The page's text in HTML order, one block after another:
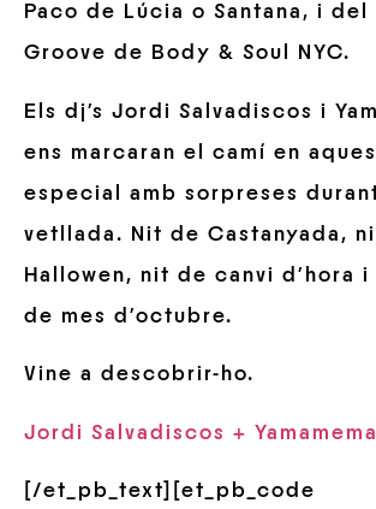
Paco de Lúcia o Santana, i del
Groove de Body & Soul NYC.
Els dj’s Jordi Salvadiscos i
ens marcaran el camí en
especial amb sorpreses
vetllada. Nit de Castanyada,
Hallowen, nit de canvi d’hora i
de mes d’octubre.
Vine a descobrir-ho.
Jordi Salvadiscos +
[/et_pb_text][et_pb_code